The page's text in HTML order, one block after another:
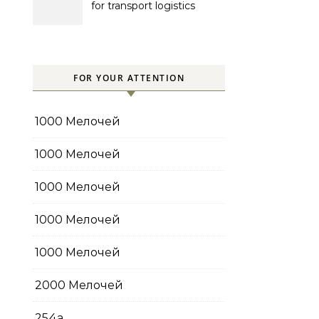
for transport logistics
FOR YOUR ATTENTION
1000 Мелочей
1000 Мелочей
1000 Мелочей
1000 Мелочей
1000 Мелочей
2000 Мелочей